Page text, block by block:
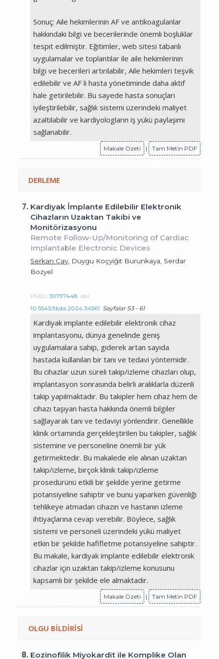
Sonuç: Aile hekimlerinin AF ve antikoagulanlar
hakkındaki bilgi ve becerilerinde önemli boşluklar
tespit edilmiştir. Eğitimler, web sitesi tabanlı
uygulamalar ve toplantılar ile aile hekimlerinin
bilgi ve becerileri artırılabilir, Aile hekimleri teşvik
edilebilir ve AF li hasta yönetiminde daha aktif
hale getirilebilir. Bu sayede hasta sonuçları
iyileştirilebilir, sağlık sistemi üzerindeki maliyet
azaltılabilir ve kardiyologların iş yükü paylaşımı
sağlanabilir.
Makale Özeti | Tam Metin PDF
DERLEME
7. Kardiyak İmplante Edilebilir Elektronik
Cihazların Uzaktan Takibi ve
Monitörizasyonu
Remote Follow-Up/Monitoring of Cardiac
Implantable Electronic Devices
Serkan Çay , Duygu Koçyiğit Burunkaya, Serdar
Bozyel
PMID:39797448 doi:
10.5543/tkda.2024.34561 Sayfalar 53 - 61
Kardiyak implante edilebilir elektronik cihaz
implantasyonu, dünya genelinde geniş
uygulamalara sahip, giderek artan sayıda
hastada kullanılan bir tanı ve tedavi yöntemidir.
Bu cihazlar uzun süreli takip/izleme cihazları olup,
implantasyon sonrasında belirli aralıklarla düzenli
takip yapılmaktadır. Bu takipler hem cihaz hem de
cihazı taşıyan hasta hakkında önemli bilgiler
sağlayarak tanı ve tedaviyi yönlendirir. Genellikle
klinik ortamında gerçekleştirilen bu takipler, sağlık
sistemine ve personeline önemli bir yük
getirmektedir. Bu makalede ele alınan uzaktan
takip/izleme, birçok klinik takip/izleme
prosedürünü etkili bir şekilde yerine getirme
potansiyeline sahiptir ve bunu yaparken güvenliği
tehlikeye atmadan cihazın ve hastanın izleme
ihtiyaçlarına cevap verebilir. Böylece, sağlık
sistemi ve personeli üzerindeki yükü maliyet
etkin bir şekilde hafifletme potansiyeline sahiptir.
Bu makale, kardiyak implante edilebilir elektronik
cihazlar için uzaktan takip/izleme konusunu
kapsamlı bir şekilde ele almaktadır.
Makale Özeti | Tam Metin PDF
OLGU BİLDİRİSİ
8. Eozinofilik Miyokardit ile Komplike Olan